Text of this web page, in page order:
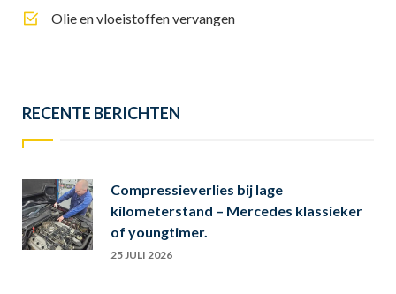
Olie en vloeistoffen vervangen
RECENTE BERICHTEN
Compressieverlies bij lage
kilometerstand – Mercedes klassieker
of youngtimer.
25 JULI 2026